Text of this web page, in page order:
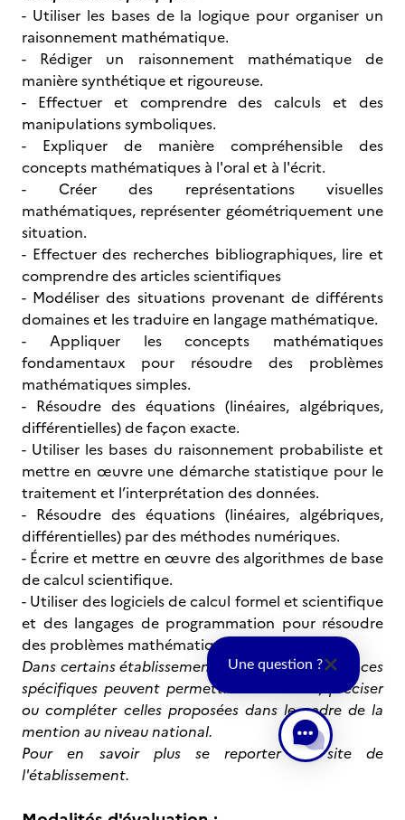
- Utiliser les bases de la logique pour organiser un
raisonnement mathématique.
- Rédiger un raisonnement mathématique de
manière synthétique et rigoureuse.
- Effectuer et comprendre des calculs et des
manipulations symboliques.
- Expliquer de manière compréhensible des
concepts mathématiques à l'oral et à l'écrit.
- Créer des représentations visuelles
mathématiques, représenter géométriquement une
situation.
- Effectuer des recherches bibliographiques, lire et
comprendre des articles scientifiques
- Modéliser des situations provenant de différents
domaines et les traduire en langage mathématique.
- Appliquer les concepts mathématiques
fondamentaux pour résoudre des problèmes
mathématiques simples.
- Résoudre des équations (linéaires, algébriques,
différentielles) de façon exacte.
- Utiliser les bases du raisonnement probabiliste et
mettre en œuvre une démarche statistique pour le
traitement et l’interprétation des données.
- Résoudre des équations (linéaires, algébriques,
différentielles) par des méthodes numériques.
- Écrire et mettre en œuvre des algorithmes de base
de calcul scientifique.
- Utiliser des logiciels de calcul formel et scientifique
et des langages de programmation pour résoudre
des problèmes mathématiques.
Dans certains établissements, d'autres compétences
spécifiques peuvent permettre de décliner, préciser
ou compléter celles proposées dans le cadre de la
mention au niveau national.
Pour en savoir plus se reporter au site de
l'établissement.
Une question ?